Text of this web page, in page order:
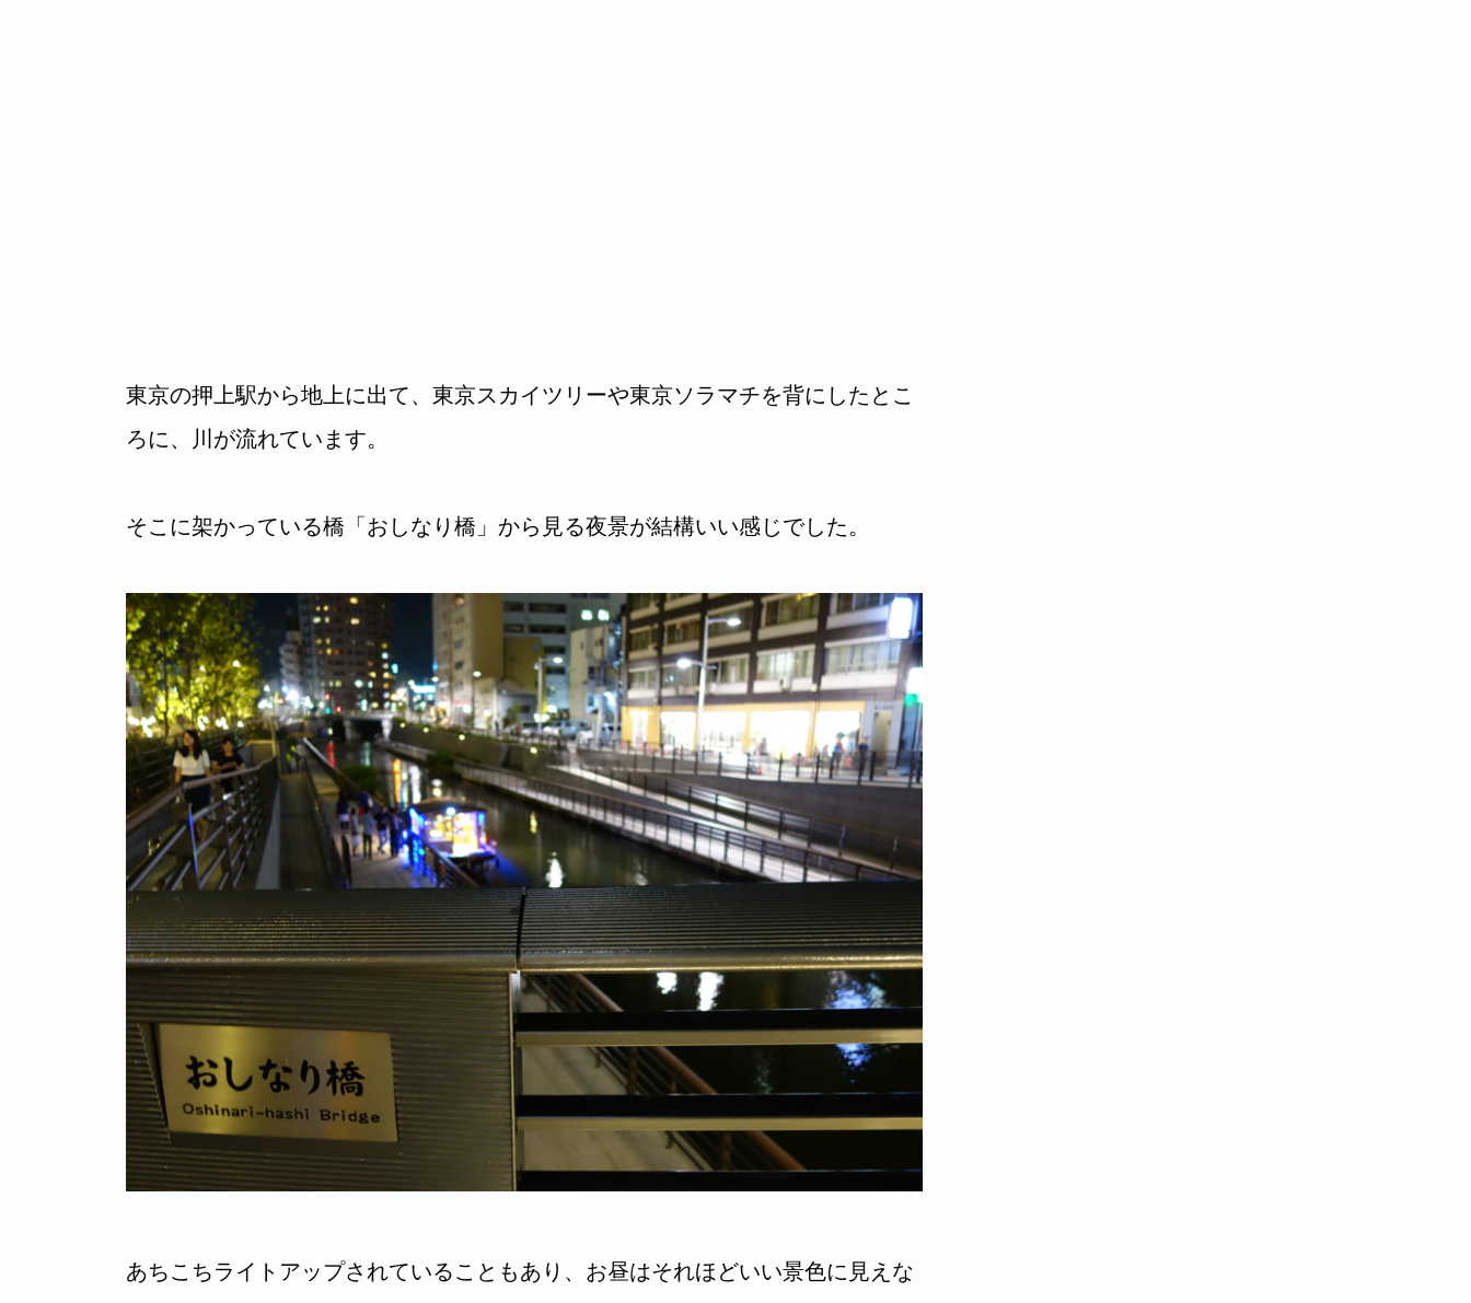
東京の押上駅から地上に出て、東京スカイツリーや東京ソラマチを背にしたとこ
ろに、川が流れています。
そこに架かっている橋「おしなり橋」から見る夜景が結構いい感じでした。
あちこちライトアップされていることもあり、お昼はそれほどいい景色に見えな